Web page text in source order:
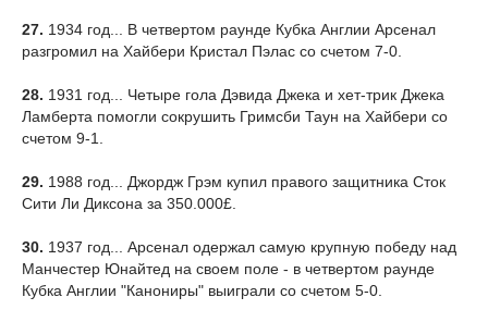
27. 1934 год... В четвертом раунде Кубка Англии Арсенал
разгромил на Хайбери Кристал Пэлас со счетом 7-0.
28. 1931 год... Четыре гола Дэвида Джека и хет-трик Джека
Ламберта помогли сокрушить Гримсби Таун на Хайбери со
счетом 9-1.
29. 1988 год... Джордж Грэм купил правого защитника Сток
Сити Ли Диксона за 350.000£.
30. 1937 год... Арсенал одержал самую крупную победу над
Манчестер Юнайтед на своем поле - в четвертом раунде
Кубка Англии "Канониры" выиграли со счетом 5-0.